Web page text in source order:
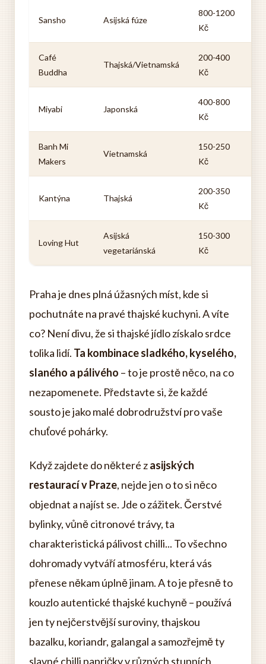
Sansho Asijská fúze
800-1200
Kč
Café
Buddha
Thajská/Vietnamská
200-400
Kč
Miyabi Japonská
400-800
Kč
Banh Mi
Makers
Vietnamská
150-250
Kč
Kantýna Thajská
200-350
Kč
Loving Hut
Asijská
vegetariánská
150-300
Kč
Praha je dnes plná úžasných míst, kde si
pochutnáte na pravé thajské kuchyni. A víte
co? Není divu, že si thajské jídlo získalo srdce
tolika lidí. Ta kombinace sladkého, kyselého,
slaného a pálivého – to je prostě něco, na co
nezapomenete. Představte si, že každé
sousto je jako malé dobrodružství pro vaše
chuťové pohárky.
Když zajdete do některé zasijských
restaurací v Praze, nejde jen o to si něco
objednat a najíst se. Jde o zážitek. Čerstvé
bylinky, vůně citronové trávy, ta
charakteristická pálivost chilli... To všechno
dohromady vytváří atmosféru, která vás
přenese někam úplně jinam. A to je přesně to
kouzlo autentické thajské kuchyně – používá
jen ty nejčerstvější suroviny, thajskou
bazalku, koriandr, galangal a samozřejmě ty
slavné chilli papričky v různých stupních